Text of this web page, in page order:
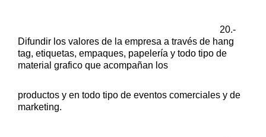
20.-
Difundir los valores de la empresa a través de hang
tag, etiquetas, empaques, papelería y todo tipo de
material grafico que acompañan los
productos y en todo tipo de eventos comerciales y de
marketing.